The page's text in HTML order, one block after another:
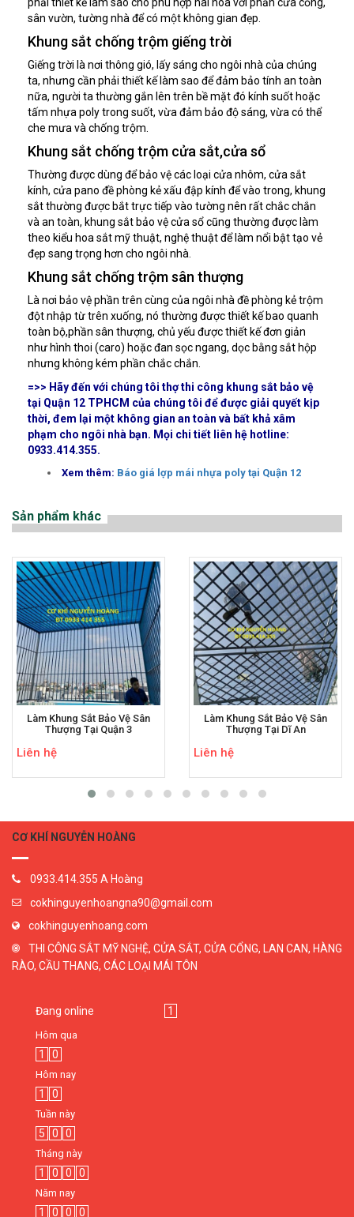
sân vườn, tường nhà để có một không gian đẹp.
Khung sắt chống trộm giếng trời
Giếng trời là nơi thông gió, lấy sáng cho ngôi nhà của chúng
ta, nhưng cần phải thiết kế làm sao để đảm bảo tính an toàn
nữa, người ta thường gắn lên trên bề mặt đó kính suốt hoặc
tấm nhựa poly trong suốt, vừa đảm bảo độ sáng, vừa có thể
che mưa và chống trộm.
Khung sắt chống trộm cửa sắt,cửa sổ
Thường được dùng để bảo vệ các loại cửa nhôm, cửa sắt
kính, cửa pano đề phòng kẻ xấu đập kính để vào trong, khung
sắt thường được bắt trực tiếp vào tường nên rất chắc chắn
và an toàn, khung sắt bảo vệ cửa sổ cũng thường được làm
theo kiểu hoa sắt mỹ thuật, nghệ thuật để làm nổi bật tạo vẻ
đẹp sang trọng hơn cho ngôi nhà.
Khung sắt chống trộm sân thượng
Là nơi bảo vệ phần trên cùng của ngôi nhà đề phòng kẻ trộm
đột nhập từ trên xuống, nó thường được thiết kế bao quanh
toàn bộ,phần sân thượng, chủ yếu được thiết kế đơn giản
như hình thoi (caro) hoặc đan sọc ngang, dọc bằng sắt hộp
nhưng không kém phần chắc chắn.
=>> Hãy đến với chúng tôi thợ thi công khung sắt bảo vệ
tại Quận 12 TPHCM của chúng tôi để được giải quyết kịp
thời, đem lại một không gian an toàn và bất khả xâm
phạm cho ngôi nhà bạn. Mọi chi tiết liên hệ hotline:
0933.414.355.
Xem thêm: Báo giá lợp mái nhựa poly tại Quận 12
Sản phẩm khác
Làm Khung Sắt Bảo Vệ Sân
Thượng Tại Quận 3
Liên hệ
Làm Khung Sắt Bảo Vệ Sân
Thượng Tại Dĩ An
Liên hệ
CƠ KHÍ NGUYỄN HOÀNG
0933.414.355 A Hoàng
cokhinguyenhoangna90@gmail.com
cokhinguyenhoang.com
THI CÔNG SẮT MỸ NGHỆ, CỬA SẮT, CỬA CỔNG, LAN CAN, HÀNG
RÀO, CẦU THANG, CÁC LOẠI MÁI TÔN
Đang online 1
Hôm qua
1 0
Hôm nay
1 0
Tuần này
5 0 0
Tháng này
1 0 0 0
Năm nay
1 0 0 0